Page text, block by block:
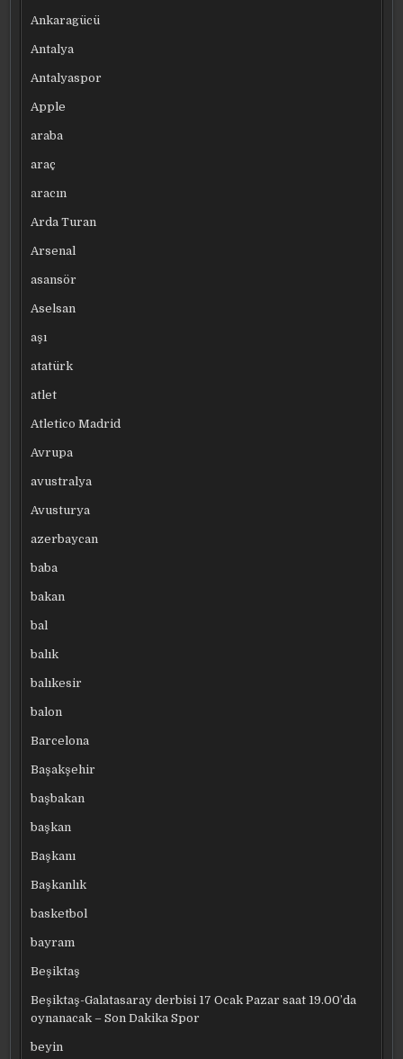
Ankaragücü
Antalya
Antalyaspor
Apple
araba
araç
aracın
Arda Turan
Arsenal
asansör
Aselsan
aşı
atatürk
atlet
Atletico Madrid
Avrupa
avustralya
Avusturya
azerbaycan
baba
bakan
bal
balık
balıkesir
balon
Barcelona
Başakşehir
başbakan
başkan
Başkanı
Başkanlık
basketbol
bayram
Beşiktaş
Beşiktaş-Galatasaray derbisi 17 Ocak Pazar saat 19.00’da
oynanacak – Son Dakika Spor
beyin